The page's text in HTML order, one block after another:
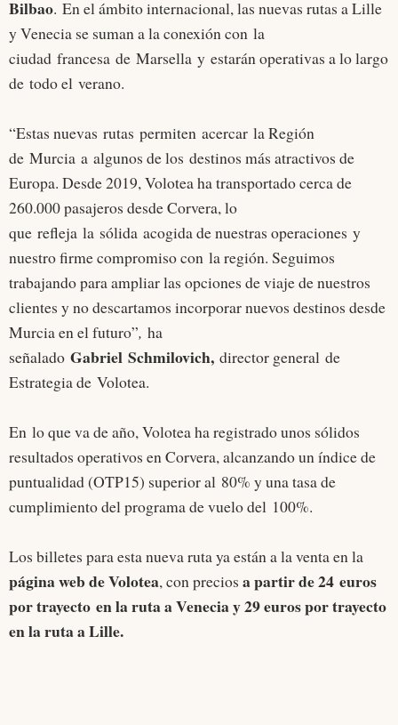
Bilbao. En el ámbito internacional, las nuevas rutas a Lille
y Venecia se suman a la conexión con la
ciudad francesa de Marsella y estarán operativas a lo largo
de todo el verano.
“Estas nuevas rutas permiten acercar la Región
de Murcia a algunos de los destinos más atractivos de
Europa. Desde 2019, Volotea ha transportado cerca de
260.000 pasajeros desde Corvera, lo
que refleja la sólida acogida de nuestras operaciones y
nuestro firme compromiso con la región. Seguimos
trabajando para ampliar las opciones de viaje de nuestros
clientes y no descartamos incorporar nuevos destinos desde
Murcia en el futuro”, ha
señalado Gabriel Schmilovich, director general de
Estrategia de Volotea.
En lo que va de año, Volotea ha registrado unos sólidos
resultados operativos en Corvera, alcanzando un índice de
puntualidad (OTP15) superior al 80% y una tasa de
cumplimiento del programa de vuelo del 100%.
Los billetes para esta nueva ruta ya están a la venta en la
página web de Volotea, con precios a partir de 24 euros
por trayecto en la ruta a Venecia y 29 euros por trayecto
en la ruta a Lille.